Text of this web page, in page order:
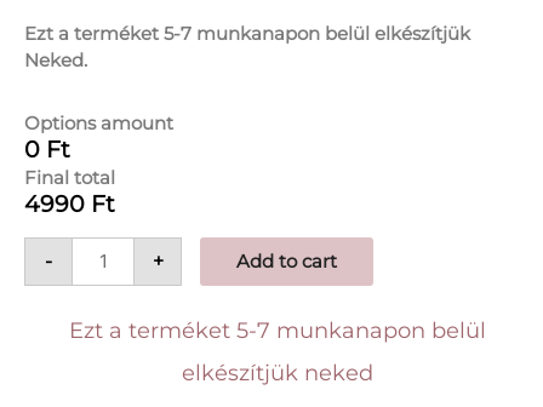
Ezt a terméket 5-7 munkanapon belül elkészítjük
Neked.
Options amount
0 Ft
Final total
4990 Ft
- + Add to cart
Ezt a terméket 5-7 munkanapon belül
elkészítjük neked